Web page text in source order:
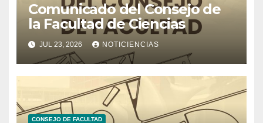
Comunicado del Consejo de
la Facultad de Ciencias
JUL 23, 2026 NOTICIENCIAS
CONSEJO DE FACULTAD